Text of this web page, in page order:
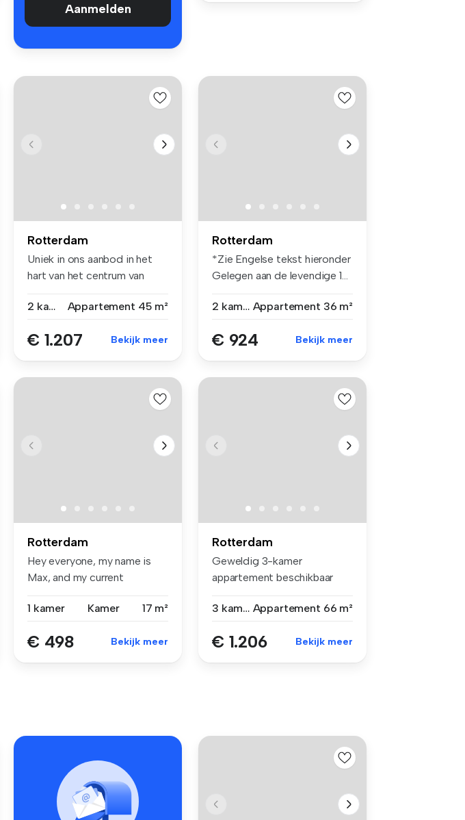
Aanmelden
Rotterdam
Uniek in ons aanbod in het
hart van het centrum van
2 kamers
Appartement 45 m²
€ 1.207 Bekijk meer
Rotterdam
*Zie Engelse tekst hieronder
Gelegen aan de levendige 1...
2 kamers Appartement 36 m²
€ 924 Bekijk meer
Rotterdam
Hey everyone, my name is
Max, and my current
1 kamer
Kamer 17 m²
€ 498 Bekijk meer
Rotterdam
Geweldig 3-kamer
appartement beschikbaar
3 kamers Appartement 66 m²
€ 1.206 Bekijk meer